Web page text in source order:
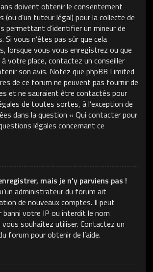
doivent obtenir le consentement
(ou d’un tuteur légal) pour la collecte de
permettant d’identifier un mineur de
Si vous n’êtes pas sûr que cela
lorsque vous vous enregistrez ou que
à votre place, contactez un conseiller
son avis. Notez que phpBB Limited
de ce forum ne peuvent pas fournir de
et ne sauraient être contactés pour
de toutes sortes, à l’exception de
dans la question « Qui contacter pour
légales concernant ce
mais je n’y parviens pas !
administrateur du forum ait
de nouveaux comptes. Il peut
banni votre IP ou interdit le nom
vous souhaitez utiliser. Contactez un
forum pour obtenir de l’aide.